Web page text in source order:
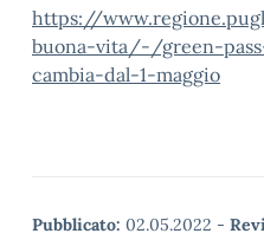
https://
buona-vita/-/green-
cambia-dal-1-maggio
Pubblicato: 02.05.2022 -